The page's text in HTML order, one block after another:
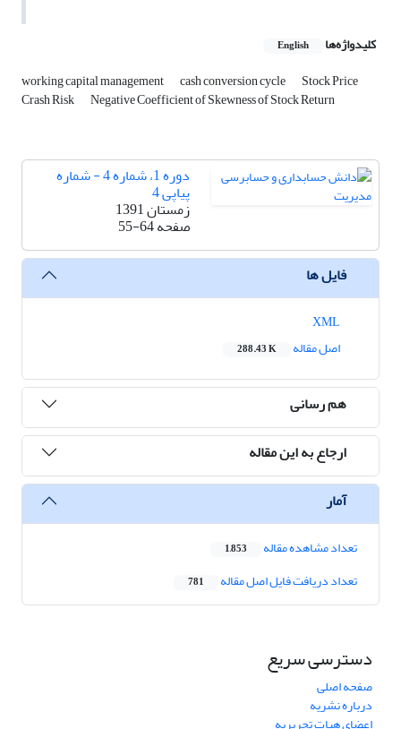
کلیدواژه‌ها English
working capital management cash conversion cycle Stock Price
Crash Risk Negative Coefficient of Skewness of Stock Return
دوره 1، شماره 4 - شماره
پیاپی 4
زمستان 1391
صفحه55-64
فایل ها
اصل مقاله
288.43 K
هم رسانی
ارجاع به این مقاله
آمار
تعداد مشاهده مقاله 1,853
تعداد دریافت فایل اصل مقاله 781
دسترسی سریع
صفحه اصلی
درباره نشریه